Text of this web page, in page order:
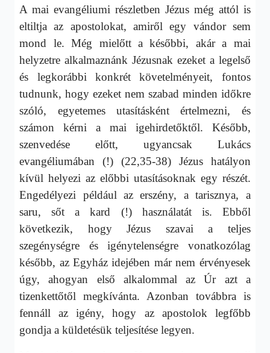
A mai evangéliumi részletben Jézus még attól is
eltiltja az apostolokat, amiről egy vándor sem
mond le. Még mielőtt a későbbi, akár a mai
helyzetre alkalmaznánk Jézusnak ezeket a legelső
és legkorábbi konkrét követelményeit, fontos
tudnunk, hogy ezeket nem szabad minden időkre
szóló, egyetemes utasításként értelmezni, és
számon kérni a mai igehirdetőktől. Később,
szenvedése előtt, ugyancsak Lukács
evangéliumában (!) (22,35-38) Jézus hatályon
kívül helyezi az előbbi utasításoknak egy részét.
Engedélyezi például az erszény, a tarisznya, a
saru, sőt a kard (!) használatát is. Ebből
következik, hogy Jézus szavai a teljes
szegénységre és igénytelenségre vonatkozólag
később, az Egyház idejében már nem érvényesek
úgy, ahogyan első alkalommal az Úr azt a
tizenkettőtől megkívánta. Azonban továbbra is
fennáll az igény, hogy az apostolok legfőbb
gondja a küldetésük teljesítése legyen.